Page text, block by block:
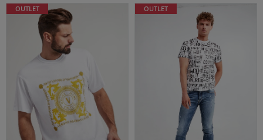
OUTLET OUTLET